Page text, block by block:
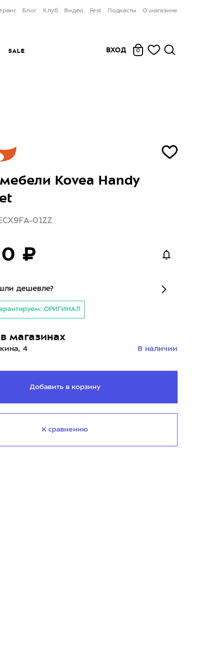
Блог Клуб Видео Fest Подкасты О магазине
SALE ВХОД 0
Kovea Handy
01ZZ
₽
дешевле?
ОРИГИНАЛ
магазинах
4 В наличии
Добавить в корзину
К сравнению